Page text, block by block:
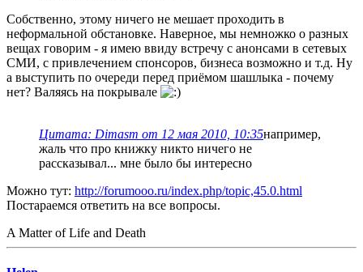
Собственно, этому ничего не мешает проходить в
неформальной обстановке. Наверное, мы немножко о разных
вещах говорим - я имею ввиду встречу с анонсами в сетевых
СМИ, с привлечением спонсоров, бизнеса возможно и т.д. Ну
а выступить по очереди перед приёмом шашлыка - почему
нет? Валяясь на покрывале
Цитата: Dimasm от 12 мая 2010, 10:35например,
жаль что про книжку никто ничего не
рассказывал... мне было бы интересно
Можно тут: http://forumooo.ru/index.php/topic,45.0.html
Постараемся ответить на все вопросы.
A Matter of Life and Death